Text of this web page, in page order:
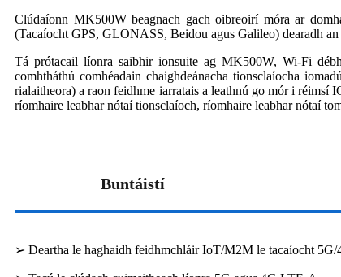
Clúdaíonn MK500W beagnach gach oibreoirí móra ar
(Tacaíocht GPS, GLONASS, Beidou agus Galileo) dearadh
Tá prótacail líonra saibhir ionsuite ag MK500W, Wi-Fi
comhtháthú comhéadain chaighdeánacha tionsclaíocha
rialaitheora) a raon feidhme iarratais a leathnú go mór i réimsí
ríomhaire leabhar nótaí tionsclaíoch, ríomhaire leabhar nótaí
Buntáistí
➢ Deartha le haghaidh feidhmchláir IoT/M2M le tacaíocht 5G/